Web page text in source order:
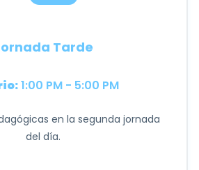
Tarde
1:00 PM - 5:00 PM
en la segunda jornada
del día.